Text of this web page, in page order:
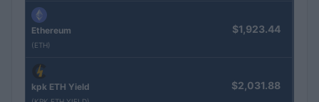
Ethereum
(ETH)
$1,923.44
kpk ETH Yield $2,031.88